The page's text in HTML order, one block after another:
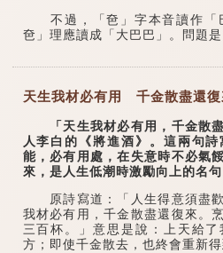
不過，「夿」字本音讀作「
夿」理應讀成「大巴巴」。問題
天生我材必有用 千金散盡還復
「天生我材必有用，千金散盡
人李白的《將進酒》。這兩句
能，必有用處，在失意時不必氣
來，是人生低潮時激勵向上的名句
原詩寫道：「人生得意須盡歡
我材必有用，千金散盡還復來。
三百杯。」意思是說：上天給
方；即使千金散去，也終會重新得